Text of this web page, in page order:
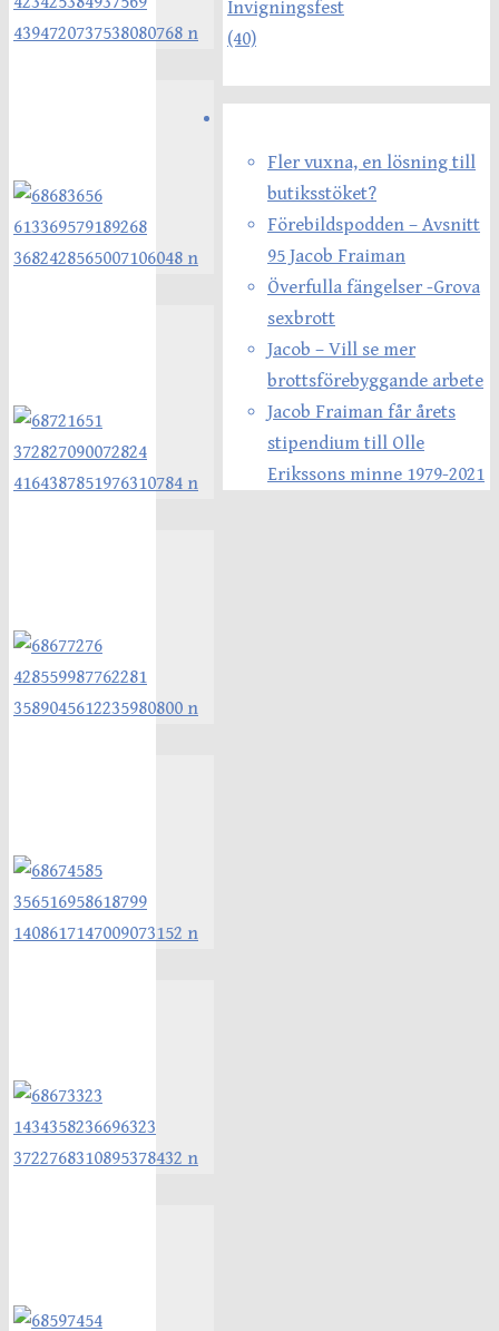
Fler vuxna, en lösning till
butiksstöket?
Förebildspodden – Avsnitt
95 Jacob Fraiman
Överfulla fängelser -Grova
sexbrott
Jacob – Vill se mer
brottsförebyggande arbete
Jacob Fraiman får årets
stipendium till Olle
Erikssons minne 1979-2021